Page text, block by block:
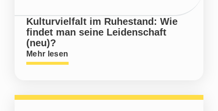
Kulturvielfalt im Ruhestand: Wie
findet man seine Leidenschaft
(neu)?
Mehr lesen